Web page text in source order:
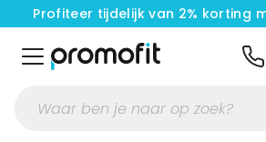
Profiteer tijdelijk van 2% korting